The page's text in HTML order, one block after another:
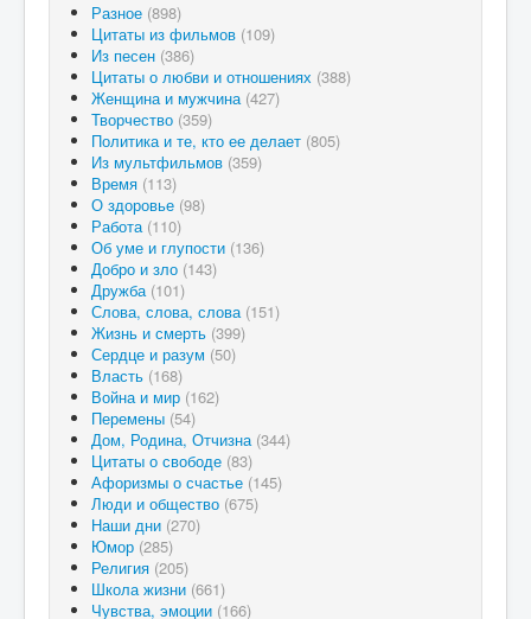
Разное (898)
Цитаты из фильмов (109)
Из песен (386)
Цитаты о любви и отношениях (388)
Женщина и мужчина (427)
Творчество (359)
Политика и те, кто ее делает (805)
Из мультфильмов (359)
Время (113)
О здоровье (98)
Работа (110)
Об уме и глупости (136)
Добро и зло (143)
Дружба (101)
Слова, слова, слова (151)
Жизнь и смерть (399)
Сердце и разум (50)
Власть (168)
Война и мир (162)
Перемены (54)
Дом, Родина, Отчизна (344)
Цитаты о свободе (83)
Афоризмы о счастье (145)
Люди и общество (675)
Наши дни (270)
Юмор (285)
Религия (205)
Школа жизни (661)
Чувства, эмоции (166)